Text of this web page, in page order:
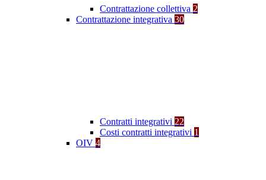
Contrattazione collettiva 2
Contrattazione integrativa 30
Contratti integrativi 22
Costi contratti integrativi 1
OIV 4